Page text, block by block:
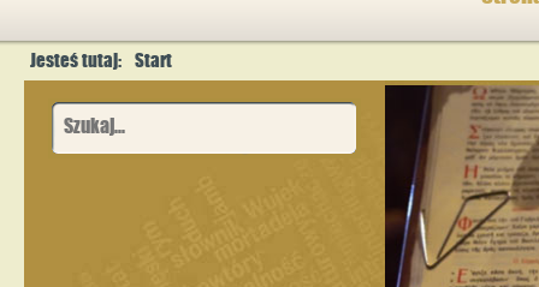
Jesteś tutaj: Start